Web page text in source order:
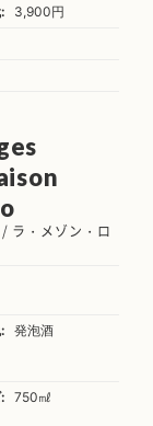
3,900円
ラ・メゾン・ロ
発泡酒
750㎖